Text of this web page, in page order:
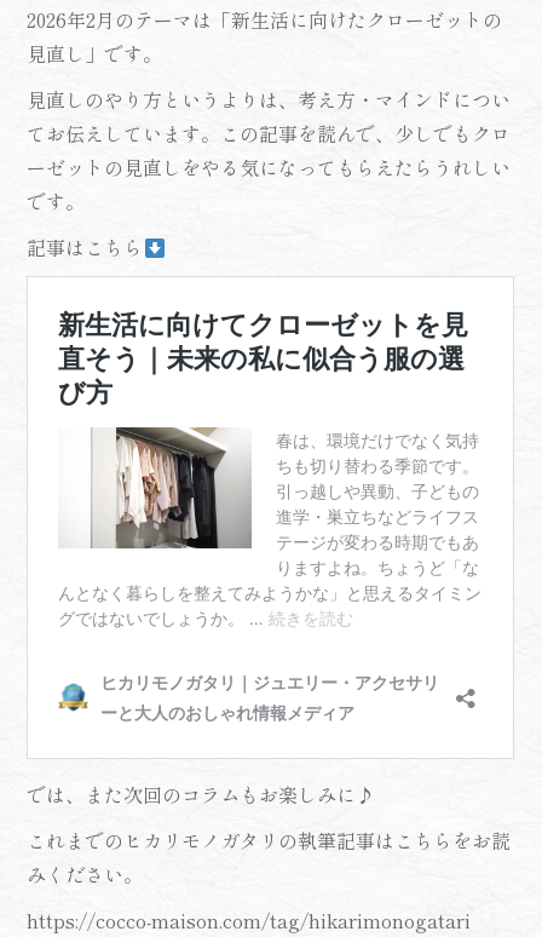
2026年2月のテーマは「新生活に向けたクローゼットの
見直し」です。
見直しのやり方というよりは、考え方・マインドについ
てお伝えしています。この記事を読んで、少しでもクロ
ーゼットの見直しをやる気になってもらえたらうれしい
です。
記事はこちら
では、また次回のコラムもお楽しみに♪
これまでのヒカリモノガタリの執筆記事はこちらをお読
みください。
https://cocco-maison.com/tag/hikarimonogatari